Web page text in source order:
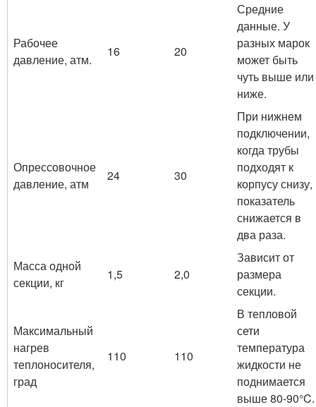
Рабочее
давление, атм.
16 20
Средние
данные. У
разных марок
может быть
чуть выше или
ниже.
Опрессовочное
давление, атм
24 30
При нижнем
подключении,
когда трубы
подходят к
корпусу снизу,
показатель
снижается в
два раза.
Масса одной
секции, кг
1,5 2,0
Зависит от
размера
секции.
Максимальный
нагрев
теплоносителя,
град
110 110
В тепловой
сети
температура
жидкости не
поднимается
выше 80-90°C.